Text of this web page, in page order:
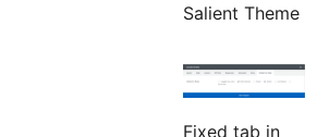
Salient Theme
Fixed tab in